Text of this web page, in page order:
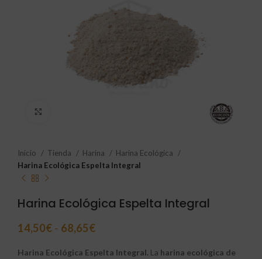
Inicio Tienda Harina
Harina Ecológica
Harina Ecológica Espelta Integral
Harina Ecológica Espelta Integral
14,50€ - 68,65€
Harina Ecológica Espelta Integral. La harina ecológica de